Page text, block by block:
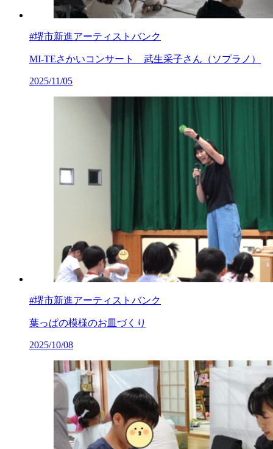
#堺市新進アーティストバンク
MI-TEさかいコンサート 武生采子さん（ソプラノ）
2025/11/05
#堺市新進アーティストバンク
葉っぱの模様のお皿づくり
2025/10/08